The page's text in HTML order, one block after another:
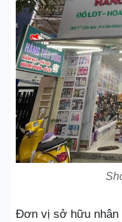
Đơn vị sở hữu nhân